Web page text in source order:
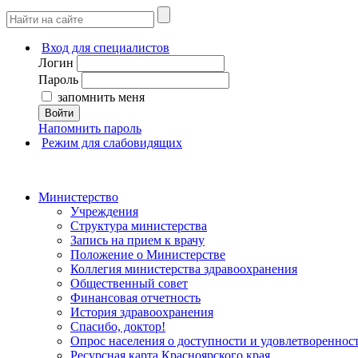
Вход для специалистов
Логин
Пароль
запомнить меня
Войти
Напомнить пароль
Режим для слабовидящих
Министерство
Учреждения
Структура министерства
Запись на прием к врачу
Положение о Министерстве
Коллегия министерства здравоохранения
Общественный совет
Финансовая отчетность
История здравоохранения
Спасибо, доктор!
Опрос населения о доступности и
Ресурсная карта Красноярского края